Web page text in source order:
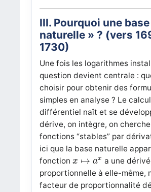
III. Pourquoi une
naturelle » ? (vers
1730)
Une fois les logarithmes
question devient centrale :
choisir pour obtenir des
simples en analyse ? Le calcul
différentiel naît et se
dérive, on intègre, on
fonctions “stables” par
ici que la base naturelle
fonction x ↦ ax
x↦ a x
a une
proportionnelle à elle-même,
facteur de proportionnalité